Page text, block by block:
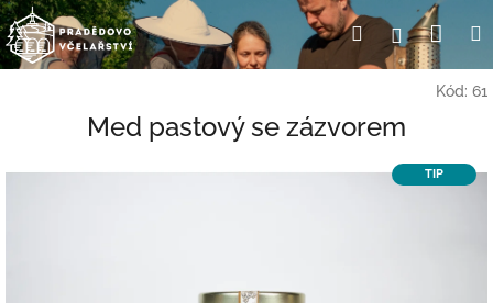
Přejít
na
obsah
HledatPřihlášení
Kód: 61
Med pastový se zázvorem
TIP